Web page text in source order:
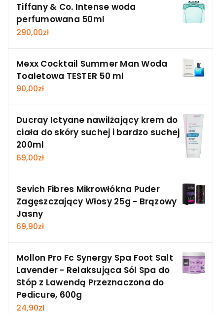
Tiffany & Co. Intense woda
perfumowana 50ml
290,00zł
Mexx Cocktail Summer Man Woda
Toaletowa TESTER 50 ml
90,00zł
Ducray Ictyane nawilżający krem do
ciała do skóry suchej i bardzo suchej
200ml
69,00zł
Sevich Fibres Mikrowłókna Puder
Zagęszczający Włosy 25g - Brązowy
Jasny
69,90zł
Mollon Pro Fc Synergy Spa Foot Salt
Lavender - Relaksująca Sól Spa do
Stóp z Lawendą Przeznaczona do
Pedicure, 600g
24,90zł